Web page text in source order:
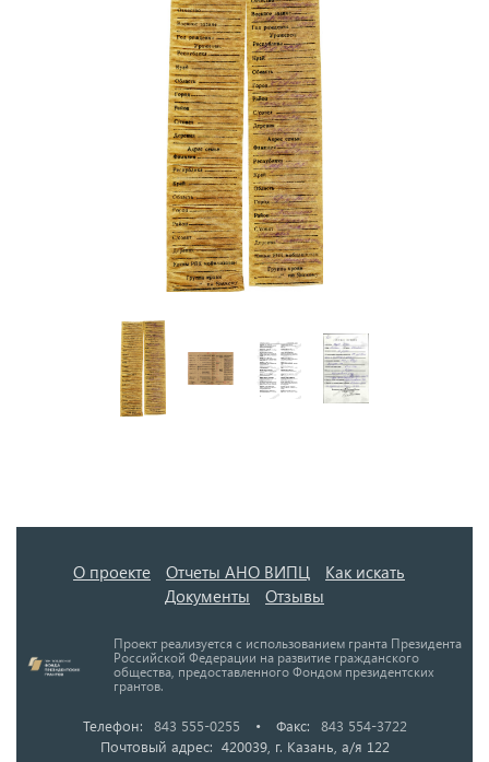
О проекте Отчеты АНО ВИПЦ
Как искать
Документы
Отзывы
Проект реализуется с использованием гранта Президента
Российской Федерации на развитие гражданского
общества, предоставленного Фондом президентских
грантов.
Телефон: 843 555-0255 • Факс:
843 554-3722
Почтовый адрес: 420039, г. Казань, а/я 122